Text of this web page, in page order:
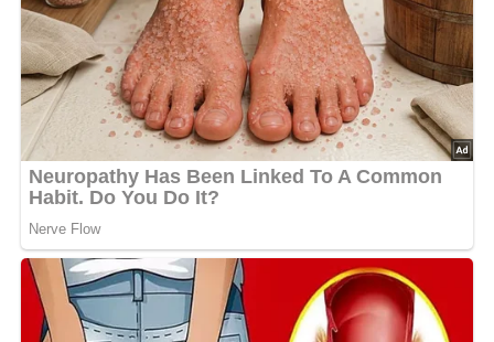
60 g Weizenmehl
1 Ei
1 Prise Zucker
Nach Geschmack Salz
Nach Geschmack Muskat
Abonniere jetzt unseren Newsletter!
Kein Spam, kein Bullshit, keine Weitergabe deiner Mailadresse an Dritte!